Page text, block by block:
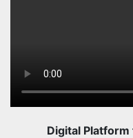
Digital